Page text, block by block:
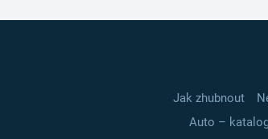
Jak zhubnout
Auto –